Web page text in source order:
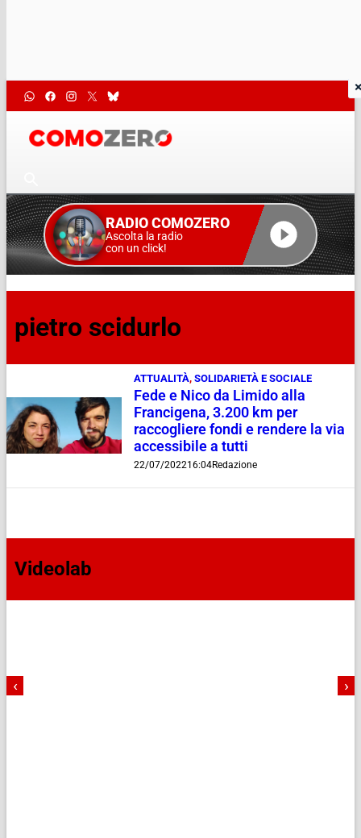
RADIO COMOZERO
Ascolta la radio
con un click!
pietro scidurlo
ATTUALITÀ, SOLIDARIETÀ E SOCIALE
Fede e Nico da Limido alla
Francigena, 3.200 km per
raccogliere fondi e rendere la via
accessibile a tutti
22/07/202216:04Redazione
Videolab
‹ ›